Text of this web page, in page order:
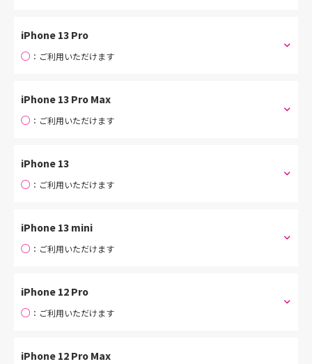
iPhone 13 Pro
○ ：ご利用いただけます
iPhone 13 Pro Max
○ ：ご利用いただけます
iPhone 13
○ ：ご利用いただけます
iPhone 13 mini
○ ：ご利用いただけます
iPhone 12 Pro
○ ：ご利用いただけます
iPhone 12 Pro Max